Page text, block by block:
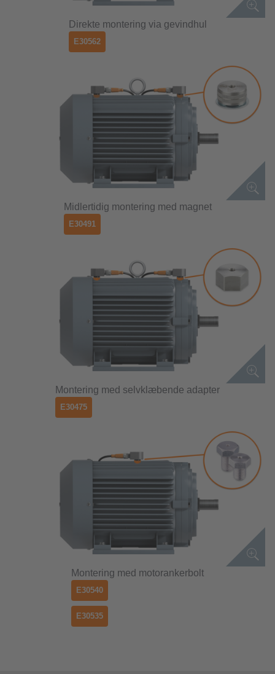
Direkte montering via gevindhul
E30562
Midlertidig montering med magnet
E30491
Montering med selvklæbende adapter
E30475
Montering med motorankerbolt
E30540
E30535